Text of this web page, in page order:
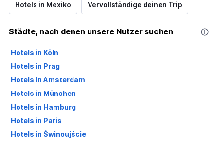
Hotels in Mexiko Vervollständige deinen Trip
Städte, nach denen unsere Nutzer suchen
Hotels in Köln
Hotels in Prag
Hotels in Amsterdam
Hotels in München
Hotels in Hamburg
Hotels in Paris
Hotels in Świnoujście